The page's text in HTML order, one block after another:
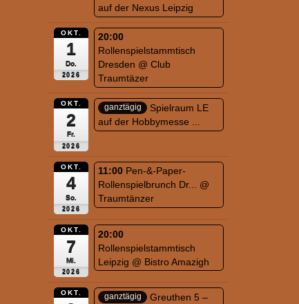
auf der Nexus Leipzig
OKT.
1
Do.
2026
20:00
Rollenspielstammtisch
Dresden @ Club
Traumtäzer
OKT.
2
Fr.
2026
ganztägig
Spielraum LE
auf der Hobbymesse ...
OKT.
4
So.
2026
11:00 Pen-&-Paper-
Rollenspielbrunch Dr... @
Traumtänzer
OKT.
7
Mi.
2026
20:00
Rollenspielstammtisch
Leipzig @ Bistro Amazigh
OKT. ganztägig
Greuthen 5 –